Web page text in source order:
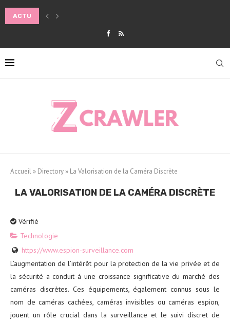
ACTU
COMMENT ADAPTER SA ROUTINE BEAUTÉ AUX CHANGEMENTS DE
Accueil » Directory » La Valorisation de la Caméra Discrète
LA VALORISATION DE LA CAMÉRA DISCRÈTE
Vérifié
Technologie
https://www.espion-surveillance.com
L’augmentation de l’intérêt pour la protection de la vie privée et de
la sécurité a conduit à une croissance significative du marché des
caméras discrètes. Ces équipements, également connus sous le
nom de caméras cachées, caméras invisibles ou caméras espion,
jouent un rôle crucial dans la surveillance et le suivi discret de